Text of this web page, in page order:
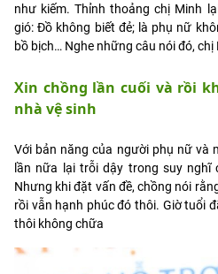
như kiếm. Thỉnh thoảng chị Minh
gió: Đồ không biết đẻ; là phụ nữ
bồ bịch… Nghe những câu nói đó,
Xin chồng lần cuối và rồi
nhà vệ sinh
Với bản năng của người phụ nữ và
lần nữa lại trỗi dậy trong suy nghĩ
Nhưng khi đặt vấn đề, chồng nói
rồi vẫn hạnh phúc đó thôi. Giờ tuổi
thôi không chữa